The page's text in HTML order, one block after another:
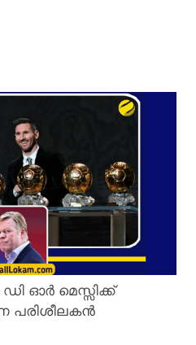
ഓർ മെസ്സിക്ക്
പരിശീലകൻ